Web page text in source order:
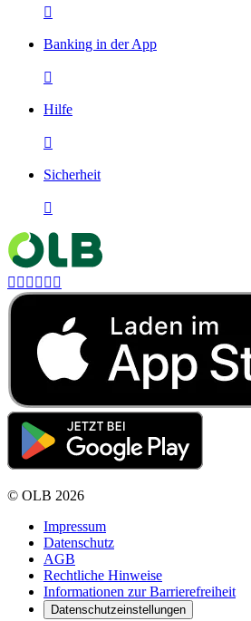

Banking in der App

Hilfe

Sicherheit

     
© OLB 2026
Impressum
Datenschutz
AGB
Rechtliche Hinweise
Informationen zur Barrierefreiheit
Datenschutzeinstellungen